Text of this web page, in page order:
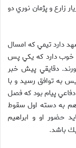
زارع و پژمان نوري دو
دارد تيمي كه امسال
خوب دارد كه يكي پس
دقايقي پيش خبر
به توافق رسيد و با
پيام بود كه فصل
هم به دسته اول سقوط
حضور او و ابراهيم
باشد.